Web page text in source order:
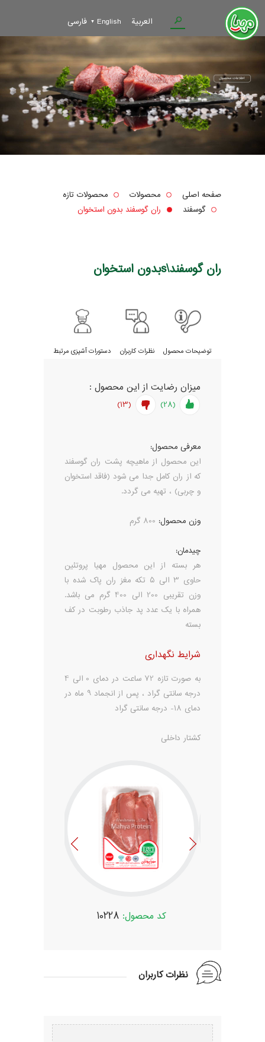
فارسی English العربية
صفحه اصلی محصولات
محصولات تازه
گوسفند
ران گوسفند بدون استخوان
ران گوسفند\sبدون استخوان
توضیحات محصول نظرات کاربران دستورات آشپزی مرتبط
میزان رضایت از این محصول :
(28)
(13)
معرفی محصول:
این محصول از ماهیچه پشت ران گوسفند
که از ران کامل جدا می شود (فاقد استخوان
و چربی) ، تهیه می گردد.
وزن محصول: 800 گرم
چیدمان:
هر بسته از این محصول مهیا پروتئین
حاوی 3 الی 5 تکه مغز ران پاک شده با
وزن تقریبی 200 الی 400 گرم می باشد.
همراه با یک عدد پد جاذب رطوبت در کف
بسته
شرایط نگهداری
به صورت تازه 72 ساعت در دمای 0 الی 4
درجه سانتی گراد ، پس از انجماد 9 ماه در
دمای 18- درجه سانتی گراد
کشتار داخلی
کد محصول: 10228
نظرات کاربران